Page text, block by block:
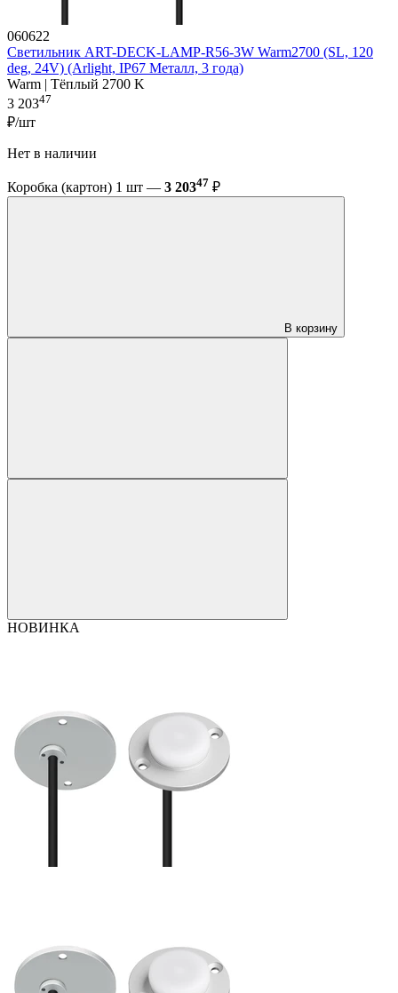
060622
Светильник ART-DECK-LAMP-R56-3W Warm2700 (SL, 120
deg, 24V) (Arlight, IP67 Металл, 3 года)
Warm | Тёплый 2700 K
3 20347
₽/шт
Нет в наличии
Коробка (картон) 1 шт — 3 20347 ₽
В корзину
НОВИНКА